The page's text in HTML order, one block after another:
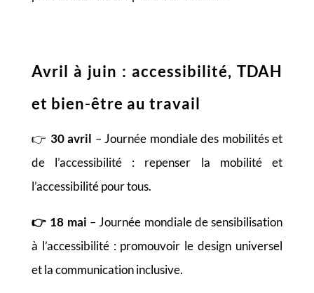
Avril à juin : accessibilité, TDAH
et bien-être au travail
👉 30 avril – Journée mondiale des mobilités et
de l’accessibilité : repenser la mobilité et
l’accessibilité pour tous.
👉 18 mai – Journée mondiale de sensibilisation
à l’accessibilité : promouvoir le design universel
et la communication inclusive.